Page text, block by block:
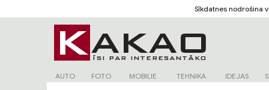
Sīkdatnes nodrošina
AUTO FOTO MOBILIE TEHNIKA IDEJAS